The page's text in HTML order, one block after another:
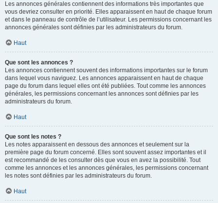
Les annonces générales contiennent des informations très importantes que
vous devriez consulter en priorité. Elles apparaissent en haut de chaque forum
et dans le panneau de contrôle de l’utilisateur. Les permissions concernant les
annonces générales sont définies par les administrateurs du forum.
Haut
Que sont les annonces ?
Les annonces contiennent souvent des informations importantes sur le forum
dans lequel vous naviguez. Les annonces apparaissent en haut de chaque
page du forum dans lequel elles ont été publiées. Tout comme les annonces
générales, les permissions concernant les annonces sont définies par les
administrateurs du forum.
Haut
Que sont les notes ?
Les notes apparaissent en dessous des annonces et seulement sur la
première page du forum concerné. Elles sont souvent assez importantes et il
est recommandé de les consulter dès que vous en avez la possibilité. Tout
comme les annonces et les annonces générales, les permissions concernant
les notes sont définies par les administrateurs du forum.
Haut